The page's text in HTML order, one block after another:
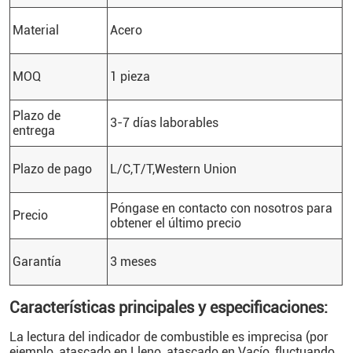
Material Acero
MOQ 1 pieza
Plazo de
entrega
3-7 días laborables
Plazo de pago L/C,T/T,Western Union
Precio
Póngase en contacto con nosotros para
obtener el último precio
Garantía 3 meses
Características principales y especificaciones:
La lectura del indicador de combustible es imprecisa (por